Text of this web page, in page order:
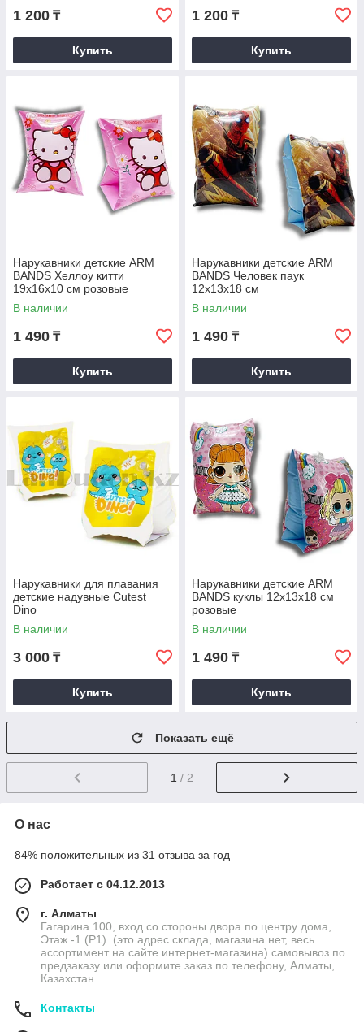
1 200 ₸
Купить
1 200 ₸
Купить
Нарукавники детские ARM
BANDS Хеллоу китти
19х16х10 см розовые
В наличии
1 490 ₸
Купить
Нарукавники детские ARM
BANDS Человек паук
12х13х18 см
В наличии
1 490 ₸
Купить
Нарукавники для плавания
детские надувные Cutest
Dino
В наличии
3 000 ₸
Купить
Нарукавники детские ARM
BANDS куклы 12х13х18 см
розовые
В наличии
1 490 ₸
Купить
Показать ещё
1 / 2
О нас
84% положительных из 31 отзыва за год
Работает с 04.12.2013
г. Алматы
Гагарина 100, вход со стороны двора по центру дома,
Этаж -1 (P1). (это адрес склада, магазина нет, весь
ассортимент на сайте интернет-магазина) самовывоз по
предзаказу или оформите заказ по телефону, Алматы,
Казахстан
Контакты